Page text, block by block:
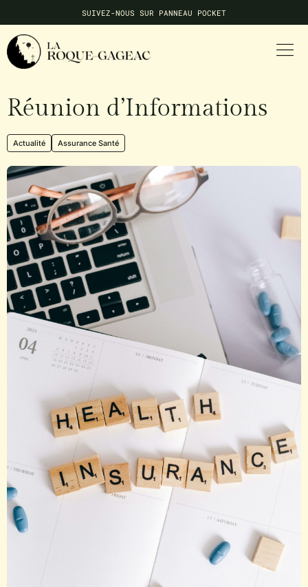
SUIVEZ-NOUS SUR PANNEAU POCKET
NE MANQUEZ AUCUNE INFO LOCALE
Réunion d’Informations
Actualité Assurance Santé